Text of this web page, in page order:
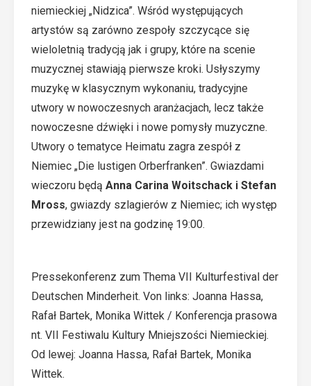
niemieckiej „Nidzica”. Wśród występujących
artystów są zarówno zespoły szczycące się
wieloletnią tradycją jak i grupy, które na scenie
muzycznej stawiają pierwsze kroki. Usłyszymy
muzykę w klasycznym wykonaniu, tradycyjne
utwory w nowoczesnych aranżacjach, lecz także
nowoczesne dźwięki i nowe pomysły muzyczne.
Utwory o tematyce Heimatu zagra zespół z
Niemiec „Die lustigen Orberfranken”. Gwiazdami
wieczoru będą Anna Carina Woitschack i Stefan
Mross, gwiazdy szlagierów z Niemiec; ich występ
przewidziany jest na godzinę 19:00.
Pressekonferenz zum Thema VII Kulturfestival der
Deutschen Minderheit. Von links: Joanna Hassa,
Rafał Bartek, Monika Wittek / Konferencja prasowa
nt. VII Festiwalu Kultury Mniejszości Niemieckiej.
Od lewej: Joanna Hassa, Rafał Bartek, Monika
Wittek.